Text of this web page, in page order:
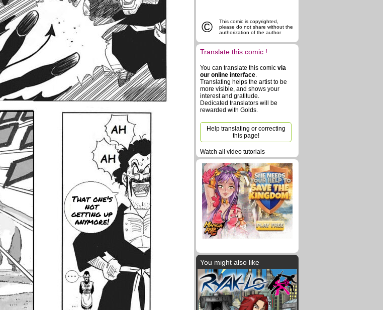
That one's
not
getting up
anymore!
©
This comic is copyrighted,
please do not share without the
authorization of the author
Translate this comic !
You can translate this comic via
our online interface.
Translating helps the artist to be
more visible, and shows your
interest and gratitude.
Dedicated translators will be
rewarded with Golds.
Help translating or correcting
this page!
Watch all video tutorials
You might also like